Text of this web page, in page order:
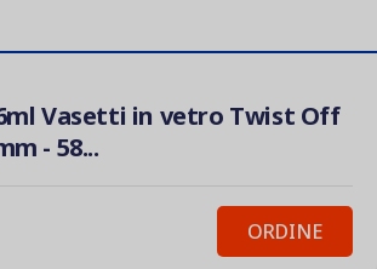
Vasetti in vetro Twist Off
- 58...
ORDINE